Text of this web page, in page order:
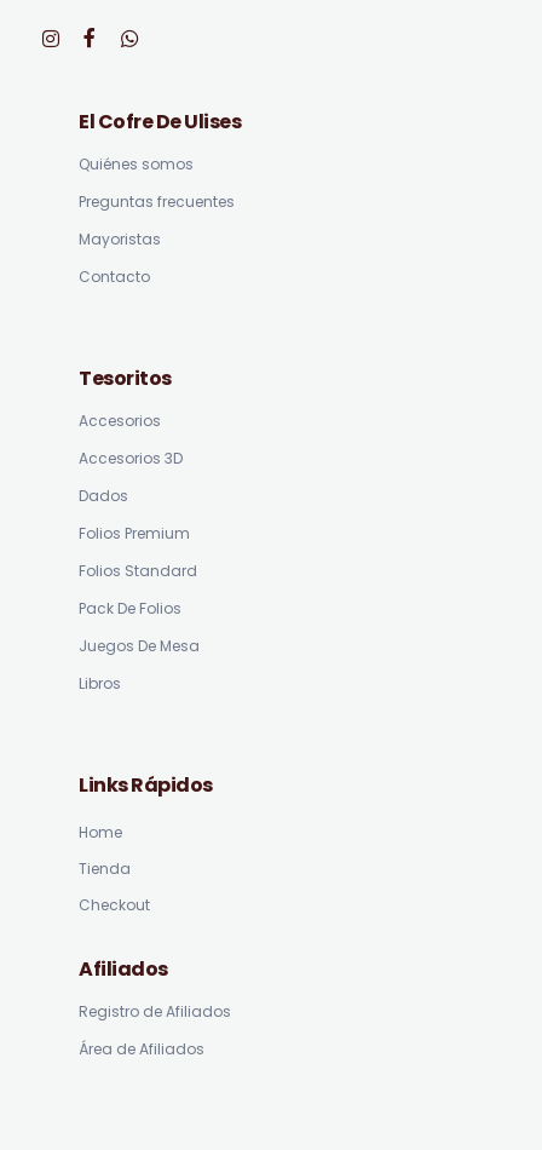
El Cofre De Ulises
Quiénes somos
Preguntas frecuentes
Mayoristas
Contacto
Tesoritos
Accesorios
Accesorios 3D
Dados
Folios Premium
Folios Standard
Pack De Folios
Juegos De Mesa
Libros
Links Rápidos
Home
Tienda
Checkout
Afiliados
Registro de Afiliados
Área de Afiliados